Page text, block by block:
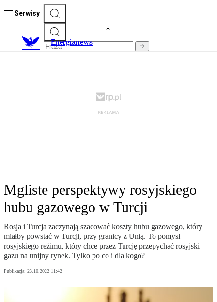
Serwisy
Energianews
Mgliste perspektywy rosyjskiego
hubu gazowego w Turcji
Rosja i Turcja zaczynają szacować koszty hubu gazowego, który
miałby powstać w Turcji, przy granicy z Unią. To pomysł
rosyjskiego reżimu, który chce przez Turcję przepychać rosyjski
gazu na unijny rynek. Tylko po co i dla kogo?
Publikacja: 23.10.2022 11:42